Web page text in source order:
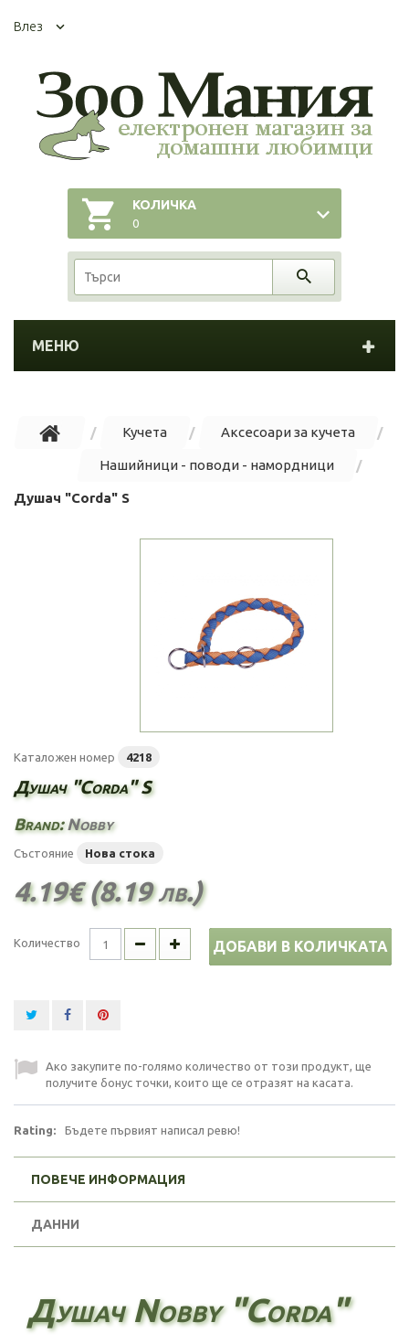
Влез
КОЛИЧКА
0
МЕНЮ
Кучета Аксесоари за кучета
Нашийници - поводи - намордници
Душач "Corda" S
Каталожен номер 4218
Душач "Corda" S
Brand:Nobby
Състояние Нова стока
4.19€ (8.19 лв.)
Количество ДОБАВИ В КОЛИЧКАТА
Ако закупите по-голямо количество от този продукт, ще
получите бонус точки, които ще се отразят на касата.
Rating: Бъдете първият написал ревю!
ПОВЕЧЕ ИНФОРМАЦИЯ
ДАННИ
Душач Nobby "Corda"